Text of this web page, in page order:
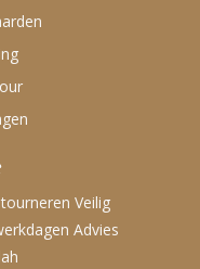
Veilig
Advies